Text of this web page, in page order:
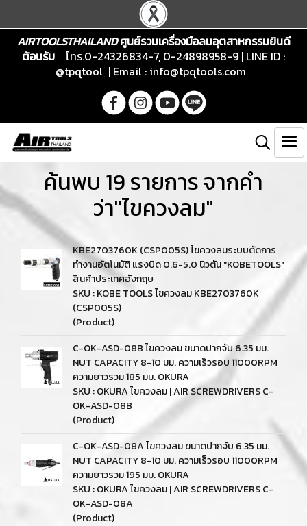
AIRTOOLSTHAILANDศูนย์รวมเครื่องมือลมอุตสาหกรรมยินดี
ต้อนรับ
โทร.0-24326834-7, 0-24898958-9 | LINE ID :
@tpqtool | Email : info@tpqtools.com
ค้นพบ 19 รายการ จากคำ
ว่า"ไขควงลม"
KBE2703760K (CSP005S) ไขควงลมระบบตัดการ
ทำงานอัตโนมัติ แรงบิด 0.6-5.0 นิวตัน "KOBETOOLS"
สินค้าประเทศอังกฤษ
SKU : KOBE TOOLS ไขควงลม KBE2703760K
(CSP005S)
(Product)
C-OK-ASD-08B ไขควงลม ขนาดปากจับ 6.35 มม.
NUT CAPACITY 8-10 มม. ความเร็วรอบ 11000RPM
ความยาวรวม 185 มม. OKURA
SKU : OKURA ไขควงลม | AIR SCREWDRIVERS C-
OK-ASD-08B
(Product)
C-OK-ASD-08A ไขควงลม ขนาดปากจับ 6.35 มม.
NUT CAPACITY 8-10 มม. ความเร็วรอบ 11000RPM
ความยาวรวม 195 มม. OKURA
SKU : OKURA ไขควงลม | AIR SCREWDRIVERS C-
OK-ASD-08A
(Product)